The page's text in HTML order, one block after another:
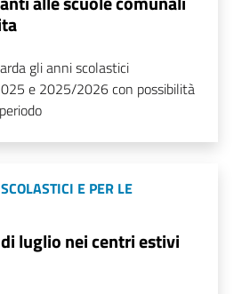
gli anni scolastici
e 2025/2026 con possibilità
E PER LE
luglio nei centri estivi